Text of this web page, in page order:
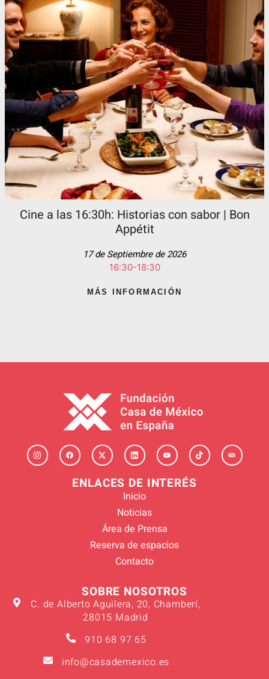
Cine a las 16:30h: Historias con sabor | Bon
Appétit
17 de Septiembre de 2026
16:30-18:30
MÁS INFORMACIÓN
ENLACES DE INTERÉS
Inicio
Noticias
Área de Prensa
Reserva de espacios
Contacto
SOBRE NOSOTROS
C. de Alberto Aguilera, 20, Chamberí,
28015 Madrid
910 68 97 65
info@casademexico.es